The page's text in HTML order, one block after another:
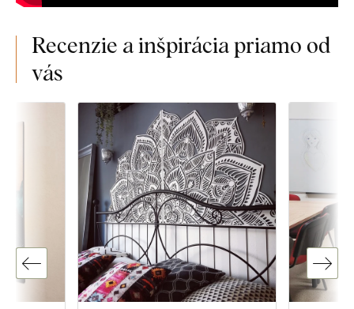
Recenzie a inšpirácia priamo od
vás